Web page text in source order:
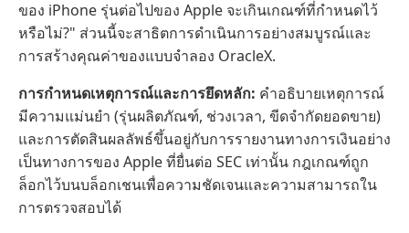
ของ iPhone รุ่นต่อไปของ Apple จะเกินเกณฑ์ที่กำหนดไว้
หรือไม่?" ส่วนนี้จะสาธิตการดำเนินการอย่างสมบูรณ์และ
การสร้างคุณค่าของแบบจำลอง OracleX.
การกำหนดเหตุการณ์และการยึดหลัก: คำอธิบายเหตุการณ์
มีความแม่นยำ (รุ่นผลิตภัณฑ์, ช่วงเวลา, ขีดจำกัดยอดขาย)
และการตัดสินผลลัพธ์ขึ้นอยู่กับการรายงานทางการเงินอย่าง
เป็นทางการของ Apple ที่ยื่นต่อ SEC เท่านั้น กฎเกณฑ์ถูก
ล็อกไว้บนบล็อกเชนเพื่อความชัดเจนและความสามารถใน
การตรวจสอบได้